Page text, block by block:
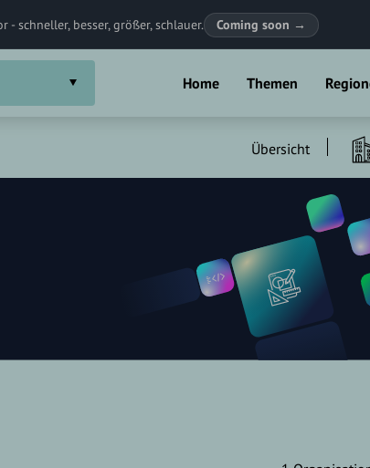
schneller, besser, größer, schlauer. Coming soon →
Home Themen
Übersicht